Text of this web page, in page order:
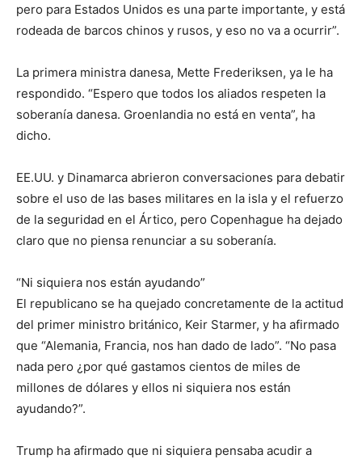
pero para Estados Unidos es una parte importante, y está
rodeada de barcos chinos y rusos, y eso no va a ocurrir”.
La primera ministra danesa, Mette Frederiksen, ya le ha
respondido. “Espero que todos los aliados respeten la
soberanía danesa. Groenlandia no está en venta”, ha
dicho.
EE.UU. y Dinamarca abrieron conversaciones para debatir
sobre el uso de las bases militares en la isla y el refuerzo
de la seguridad en el Ártico, pero Copenhague ha dejado
claro que no piensa renunciar a su soberanía.
“Ni siquiera nos están ayudando”
El republicano se ha quejado concretamente de la actitud
del primer ministro británico, Keir Starmer, y ha afirmado
que “Alemania, Francia, nos han dado de lado”. “No pasa
nada pero ¿por qué gastamos cientos de miles de
millones de dólares y ellos ni siquiera nos están
ayudando?”.
Trump ha afirmado que ni siquiera pensaba acudir a